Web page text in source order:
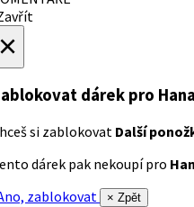
dárek pro
si zablokovat Další
dárek pak nekoupí pro
zablokovat
× Zpět